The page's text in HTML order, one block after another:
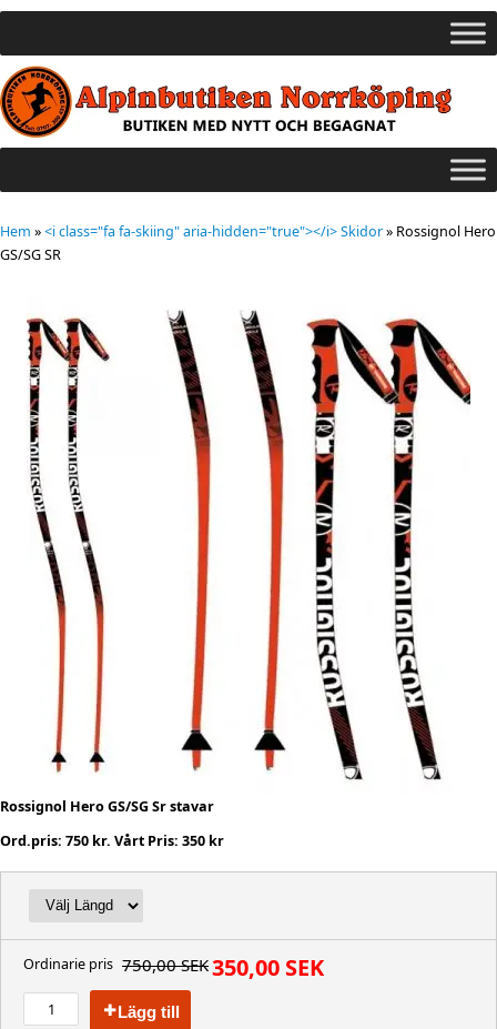
Hem »<i class="fa fa-skiing" aria-hidden="true"></i> Skidor» Rossignol Hero
GS/SG SR
Rossignol Hero GS/SG Sr stavar
Ord.pris: 750 kr. Vårt Pris: 350 kr
Ordinarie pris 750,00 SEK350,00 SEK
Lägg till